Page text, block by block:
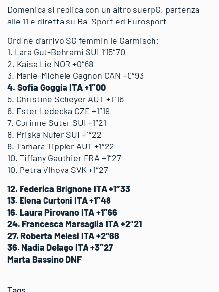
Domenica si replica con un altro suerpG, partenza
alle 11 e diretta su Rai Sport ed Eurosport.
Ordine d’arrivo SG femminile Garmisch:
1. Lara Gut-Behrami SUI 1’15″70
2. Kaisa Lie NOR +0″68
3. Marie-Michele Gagnon CAN +0″93
4. Sofia Goggia ITA +1″00
5. Christine Scheyer AUT +1″16
6. Ester Ledecka CZE +1″19
7. Corinne Suter SUI +1″21
8. Priska Nufer SUI +1″22
8. Tamara Tippler AUT +1″22
10. Tiffany Gauthier FRA +1″27
10. Petra Vlhova SVK +1″27
12. Federica Brignone ITA +1″33
13. Elena Curtoni ITA +1″48
16. Laura Pirovano ITA +1″66
24. Francesca Marsaglia ITA +2″21
27. Roberta Melesi ITA +2″68
36. Nadia Delago ITA +3″27
Marta Bassino DNF
Tags